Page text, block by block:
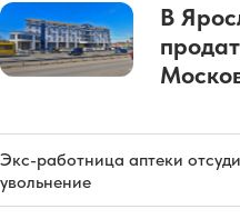
В
Экс-работница аптеки
увольнение